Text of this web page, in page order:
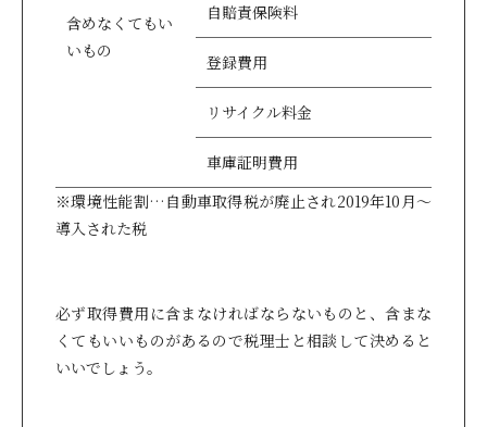
含めなくてもい
いもの
自賠責保険料
登録費用
リサイクル料金
車庫証明費用
※環境性能割…自動車取得税が廃止され2019年10月～
導入された税
必ず取得費用に含まなければならないものと、含まな
くてもいいものがあるので税理士と相談して決めると
いいでしょう。